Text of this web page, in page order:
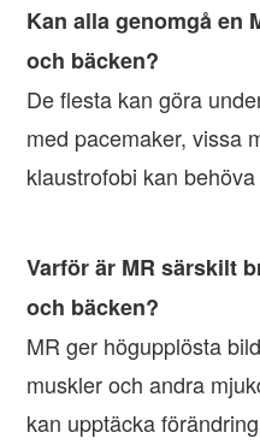
Kan alla genomgå en
och bäcken?
De flesta kan göra
med pacemaker, vissa
klaustrofobi kan
Varför är MR särskilt
och bäcken?
MR ger högupplösta
muskler och andra
kan upptäcka